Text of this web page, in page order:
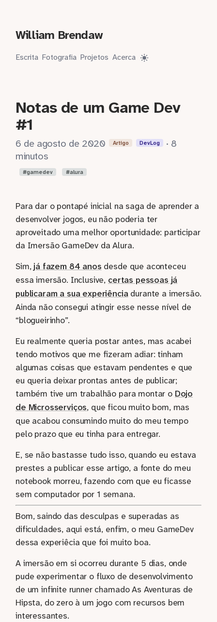
William Brendaw
Escrita Fotografia Projetos Acerca
Notas de um Game Dev
#1
6 de agosto de 2020 Artigo DevLog
· 8
minutos
gamedev alura
Para dar o pontapé inicial na saga de aprender a
desenvolver jogos, eu não poderia ter
aproveitado uma melhor oportunidade: participar
da Imersão GameDev da Alura.
Sim, já fazem 84 anos desde que aconteceu
essa imersão. Inclusive, certas pessoas já
publicaram a sua experiênciadurante a imersão.
Ainda não consegui atingir esse nesse nível de
“blogueirinho”.
Eu realmente queria postar antes, mas acabei
tendo motivos que me fizeram adiar: tinham
algumas coisas que estavam pendentes e que
eu queria deixar prontas antes de publicar;
também tive um trabalhão para montar o Dojo
de Microsserviços, que ficou muito bom, mas
que acabou consumindo muito do meu tempo
pelo prazo que eu tinha para entregar.
E, se não bastasse tudo isso, quando eu estava
prestes a publicar esse artigo, a fonte do meu
notebook morreu, fazendo com que eu ficasse
sem computador por 1 semana.
Bom, saindo das desculpas e superadas as
dificuldades, aqui está, enfim, o meu GameDev
dessa experiêcia que foi muito boa.
A imersão em si ocorreu durante 5 dias, onde
pude experimentar o fluxo de desenvolvimento
de um infinite runner chamado As Aventuras de
Hipsta, do zero à um jogo com recursos bem
interessantes.